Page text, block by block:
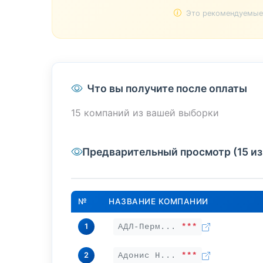
Это
Что вы получите после оплаты
15 компаний из вашей выборки
Предварительный просмотр (15
№ НАЗВАНИЕ КОМПАНИИ
1 АДЛ-Перм... ***
2 Адонис Н... ***